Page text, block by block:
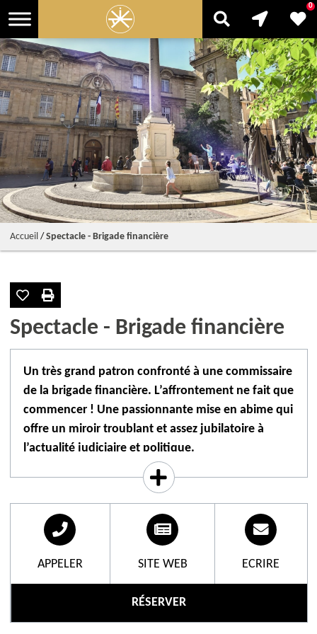
0
Accueil/ Spectacle - Brigade financière
Spectacle - Brigade financière
Un très grand patron confronté à une commissaire
de la brigade financière. L’affrontement ne fait que
commencer ! Une passionnante mise en abime qui
offre un miroir troublant et assez jubilatoire à
l’actualité judiciaire et politique.
Et c’est la garde à vue, la confrontation en huis clos
de deux visions du monde qui s’opposent, entre cet
homme de pouvoir et cette femme de droit s’engage
une lutte, un duel d’intelligences entre privilèges et
APPELER SITE WEB ECRIRE
RÉSERVER